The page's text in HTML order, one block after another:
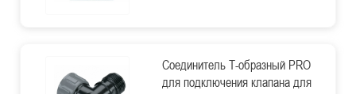
Соединитель Т-образный PRO
для подключения клапана для